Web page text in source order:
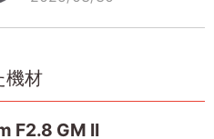
機材
F2.8 GM II